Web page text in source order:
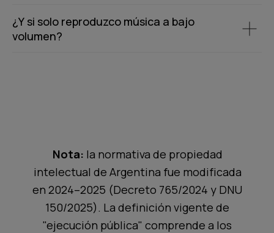
¿Y si solo reproduzco música a bajo
volumen?
Nota: la normativa de propiedad
intelectual de Argentina fue modificada
en 2024–2025 (Decreto 765/2024 y DNU
150/2025). La definición vigente de
"ejecución pública" comprende a los